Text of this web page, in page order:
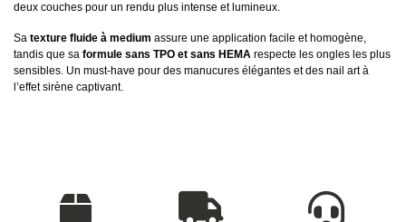
deux couches pour un rendu plus intense et lumineux.
Sa texture fluide à medium assure une application facile et homogène,
tandis que sa formule sans TPO et sans HEMA respecte les ongles les plus
sensibles. Un must-have pour des manucures élégantes et des nail art à
l’effet sirène captivant.